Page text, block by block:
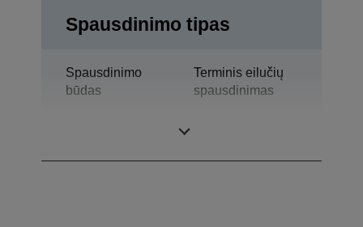
Spausdinimo tipas
Spausdinimo
būdas
Terminis eilučių
spausdinimas